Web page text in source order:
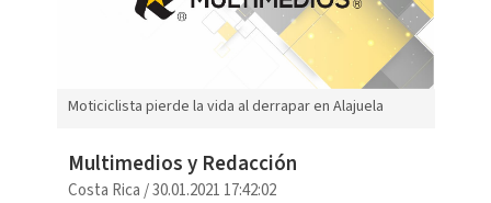
Moticiclista pierde la vida al derrapar en Alajuela
Multimedios y Redacción
Costa Rica /30.01.2021 17:42:02